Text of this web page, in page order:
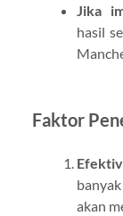
Jika
hasil
Faktor
akan